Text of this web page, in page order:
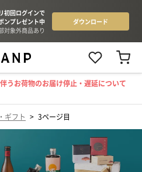
うお荷物のお届け停止・遅延について
ギフト > 3ページ目